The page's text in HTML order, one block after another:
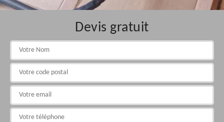
Devis gratuit